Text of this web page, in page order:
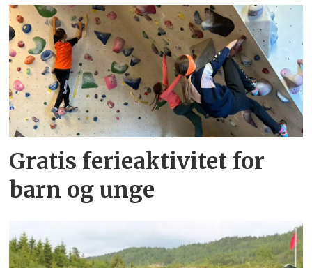
Gratis ferieaktivitet for
barn og unge